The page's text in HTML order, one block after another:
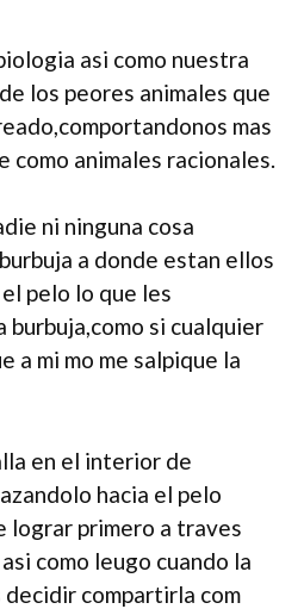
asi­ como nuestra
los peores animales que
mas
como animales racionales.
ni ninguna cosa
a donde estan ellos
pelo lo que les
si cualquier
a mi mo me salpique la
en el interior de
hacia el pelo
lograr primero a traves
como leugo cuando la
decidir compartirla com